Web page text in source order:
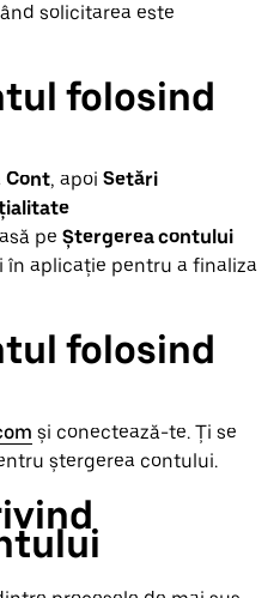
solicitarea este
folosind
Cont, apoi Setări
pe Ștergerea contului
în aplicație pentru a finaliza
folosind
și conectează-te. Ți se
ștergerea contului.